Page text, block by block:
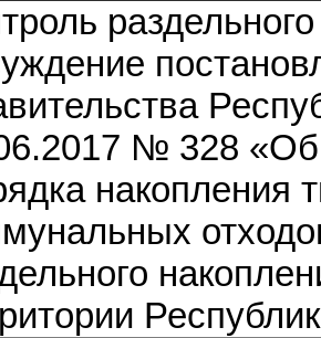
№ 328
накопления